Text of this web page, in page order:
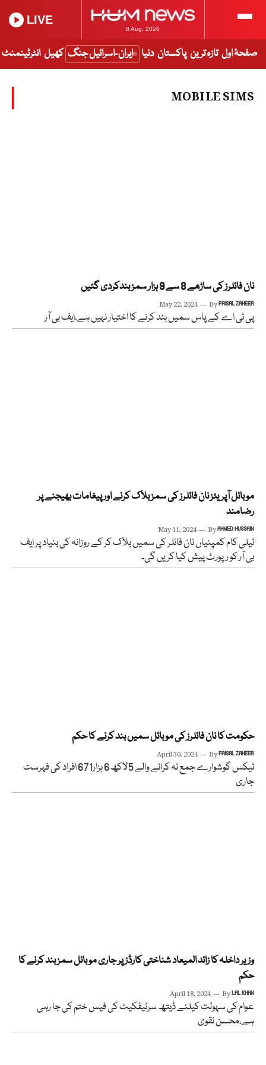
8 Aug, 2026
LIVE
صفحۂ اول تازہ ترین پاکستان دنیا ایران-اسرائیل جنگ کھیل انٹرٹینمنٹ
MOBILE SIMS
نان فائلرز کی ساڑھے 8 سے 9 ہزار سمز بندکردی گئیں
May 22, 2024 ByFAISAL ZAHEER
پی ٹی اے کے پاس سمیں بند کرنے کا اختیار نہیں ہے،ایف بی آر
موبائل آپریٹز نان فائلرز کی سمز بلاک کرنے اور پیغامات بھیجنے پر
رضامند
May 11, 2024 ByAHMED HUSSAIN
ٹیلی کام کمپنیاں نان فائلر کی سمیں بلاک کر کے روزانہ کی بنیاد پر ایف
بی آر کو رپورٹ پیش کیا کریں گی۔
حکومت کا نان فائلرز کی موبائل سمیں بند کرنے کا حکم
April 30, 2024 ByFAISAL ZAHEER
ٹیکس گوشوارے جمع نہ کرانے والے 5لاکھ6 ہزار671 افراد کی فہرست
جاری
وزیر داخلہ کا زائد المیعاد شناختی کارڈز پر جاری موبائل سمز بند کرنے کا
حکم
April 18, 2024 ByLAL KHAN
عوام کی سہولت کیلئے ڈیتھ سرٹیفکیٹ کی فیس ختم کی جا رہی
ہے،محسن نقوی